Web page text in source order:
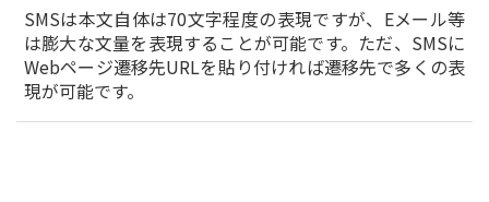
SMSは本文自体は70文字程度の表現ですが、Eメール等
は膨大な文量を表現することが可能です。ただ、SMSに
Webページ遷移先URLを貼り付ければ遷移先で多くの表
現が可能です。